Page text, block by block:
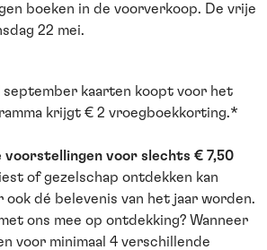
boeken in de voorverkoop. De vrije
22 mei.
september kaarten koopt voor het
krijgt € 2 vroegboekkorting.*
voor slechts € 7,50
of gezelschap ontdekken kan
ook dé belevenis van het jaar worden.
ons mee op ontdekking? Wanneer
voor minimaal 4 verschillende